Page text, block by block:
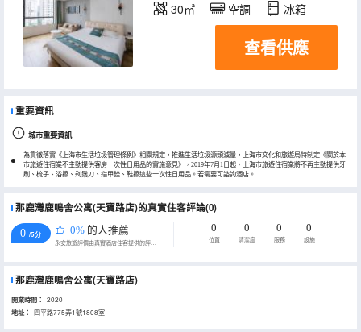
30㎡ 空調 冰箱
查看供應
重要資訊
城市重要資訊
為貫徹落實《上海市生活垃圾管理條例》相關規定，推進生活垃圾源頭減量，上海市文化和旅遊局特制定《關於本
市旅遊住宿業不主動提供客房一次性日用品的實施意見》，2019年7月1日起，上海市旅遊住宿業將不再主動提供牙
刷、梳子、浴擦、剃鬚刀、指甲銼、鞋擦這些一次性日用品。若需要可諮詢酒店。
那鹿灣鹿鳴舍公寓(天寶路店)的真實住客評論(0)
0 /5分 0% 的人推薦
永安旅遊評價由真實酒店住客提供的評價。
0
位置
0
清潔度
0
服務
0
設施
那鹿灣鹿鳴舍公寓(天寶路店)
開業時間： 2020
地址： 四平路775弄1號1808室